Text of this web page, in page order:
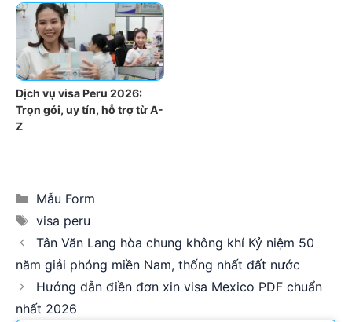
Dịch vụ visa Peru 2026:
Trọn gói, uy tín, hỗ trợ từ A-
Z
Categories
Mẫu Form
Tags
visa peru
Tân Văn Lang hòa chung không khí Kỷ niệm 50
năm giải phóng miền Nam, thống nhất đất nước
Hướng dẫn điền đơn xin visa Mexico PDF chuẩn
nhất 2026